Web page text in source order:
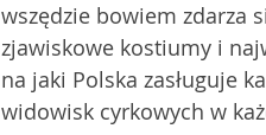
wszędzie bowiem zdarza
zjawiskowe kostiumy i
na jaki Polska zasługuje
widowisk cyrkowych w